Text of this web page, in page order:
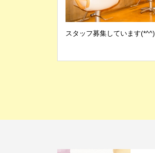
スタッフ募集しています(*^^)